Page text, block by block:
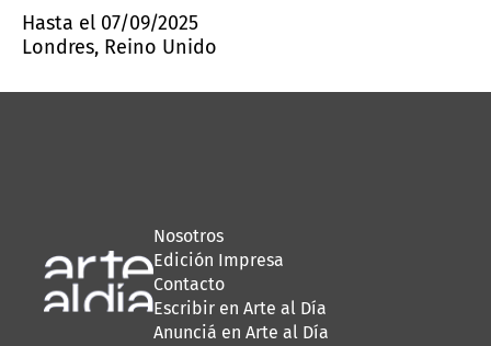
Hasta el 07/09/2025
Londres, Reino Unido
Nosotros
Edición Impresa
Contacto
Escribir en Arte al Día
Anunciá en Arte al Día